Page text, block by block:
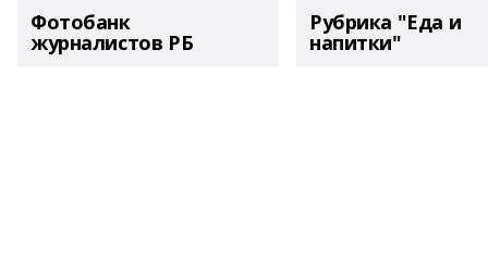
Фотобанк
журналистов РБ
Рубрика "Еда и
напитки"